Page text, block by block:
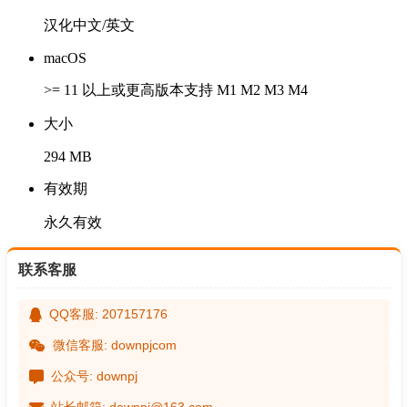
汉化中文/英文
macOS
>= 11 以上或更高版本支持 M1 M2 M3 M4
大小
294 MB
有效期
永久有效
联系客服
QQ客服: 207157176
微信客服: downpjcom
公众号: downpj